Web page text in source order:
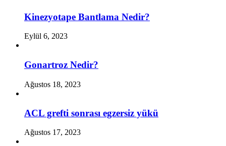
Kinezyotape Bantlama Nedir?
Eylül 6, 2023
Gonartroz Nedir?
Ağustos 18, 2023
ACL grefti sonrası egzersiz yükü
Ağustos 17, 2023